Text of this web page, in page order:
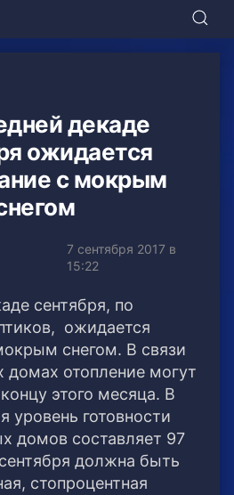
декаде
ожидается
с мокрым
7 сентября 2017 в
15:22
сентября, по
ожидается
снегом. В связи
отопление могут
этого месяца. В
уровень готовности
домов составляет 97
должна быть
стопроцентная